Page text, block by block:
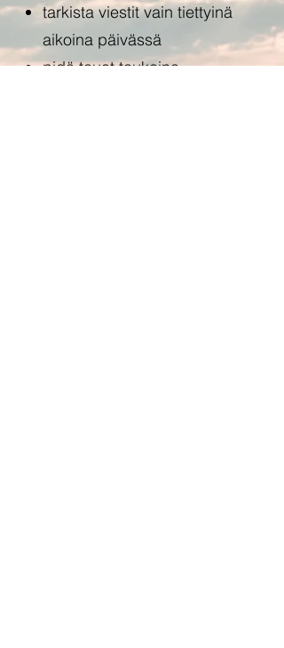
tarkista viestit vain tiettyinä
aikoina päivässä
pidä tauot taukoina